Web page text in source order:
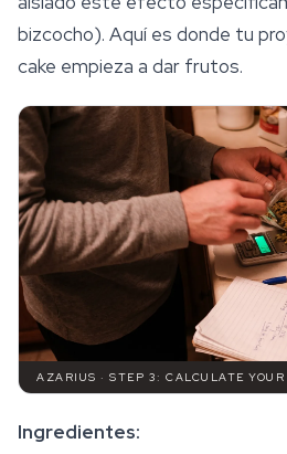
bizcocho). Aquí es donde tu
cake empieza a dar frutos.
AZARIUS · STEP 3: CALCULATE YOUR
Ingredientes: